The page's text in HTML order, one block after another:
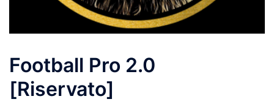
Football Pro 2.0
[Riservato]